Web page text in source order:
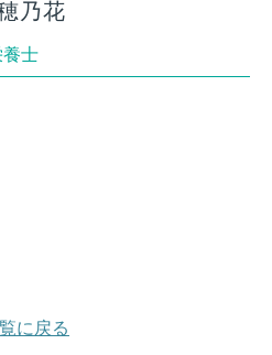
乃花
士
に戻る